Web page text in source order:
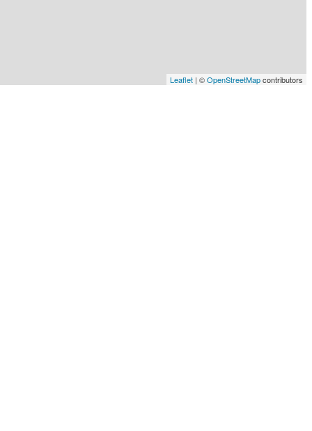
Leaflet | ©OpenStreetMapcontributors